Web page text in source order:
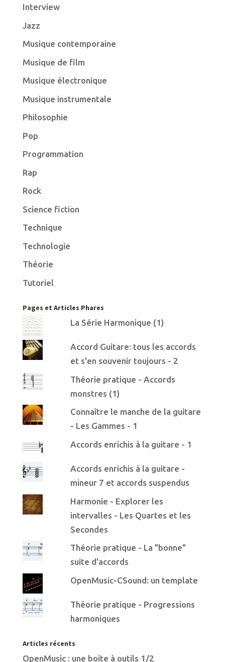
Interview
Jazz
Musique contemporaine
Musique de film
Musique électronique
Musique instrumentale
Philosophie
Pop
Programmation
Rap
Rock
Science fiction
Technique
Technologie
Théorie
Tutoriel
Pages et Articles Phares
La Série Harmonique (1)
Accord Guitare: tous les accords
et s'en souvenir toujours - 2
Théorie pratique - Accords
monstres (1)
Connaître le manche de la guitare
- Les Gammes - 1
Accords enrichis à la guitare - 1
Accords enrichis à la guitare -
mineur 7 et accords suspendus
Harmonie - Explorer les
intervalles - Les Quartes et les
Secondes
Théorie pratique - La "bonne"
suite d'accords
OpenMusic-CSound: un template
Théorie pratique - Progressions
harmoniques
Articles récents
OpenMusic : une boite à outils 1/2